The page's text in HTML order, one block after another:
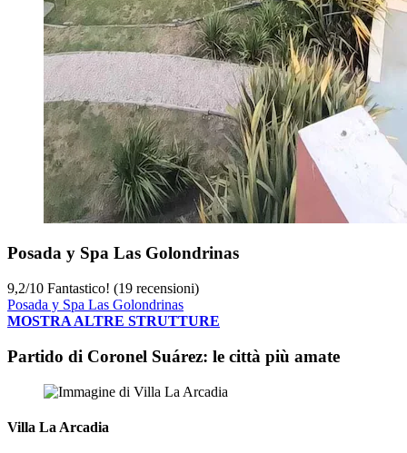
Posada y Spa Las Golondrinas
9,2/10 Fantastico! (19 recensioni)
Posada y Spa Las Golondrinas
MOSTRA ALTRE STRUTTURE
Partido di Coronel Suárez: le città più amate
Villa La Arcadia